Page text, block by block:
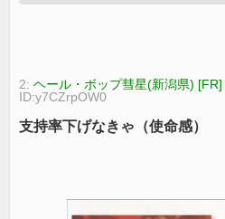
2:ヘール・ボップ彗星(新潟県) [FR]
ID:y7CZrpOW0
支持率下げなきゃ（使命感）